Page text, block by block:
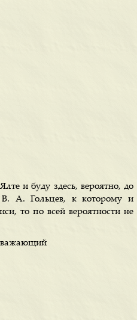
и буду здесь, вероятно, до
В. А. Гольцев, к которому и
то по всей вероятности не